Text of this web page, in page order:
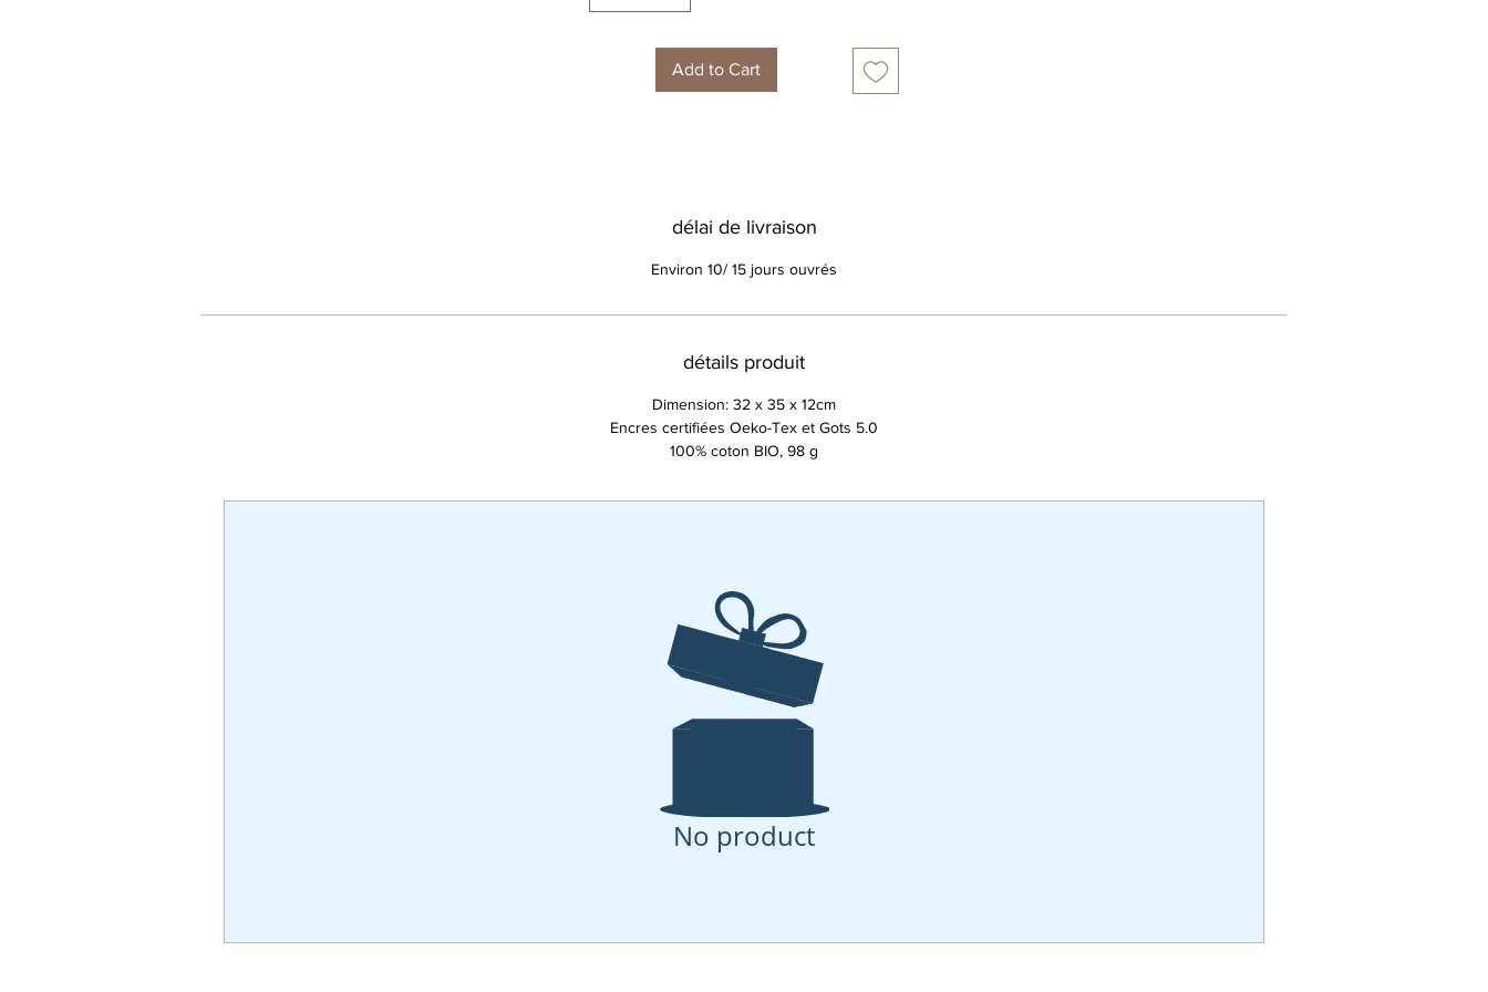
Add to Cart
délai de livraison
Environ 10/ 15 jours ouvrés
détails produit
Dimension: 32 x 35 x 12cm
Encres certifiées Oeko-Tex et Gots 5.0
100% coton BIO, 98 g
No product